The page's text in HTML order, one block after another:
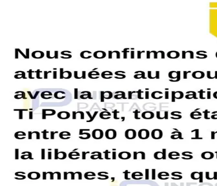
See all on map
Kidnappings en hausse
Verified
June 13, 2026
Nous confirmons que les activités de kidnapping attribuées au
entre 500 000 à 1 million de gourdes sont exigées pour la libération
assurent la surveillance des victimes. Certains cas restent et
weekend. Hier, une alerte a été lancée sur notre chaîne WhatsApp
Malgré les recherches lancées par la PNH, les auteurs ont réussi
ROUTES, UNE FOIS DE PLUS ACCESSIBLES,